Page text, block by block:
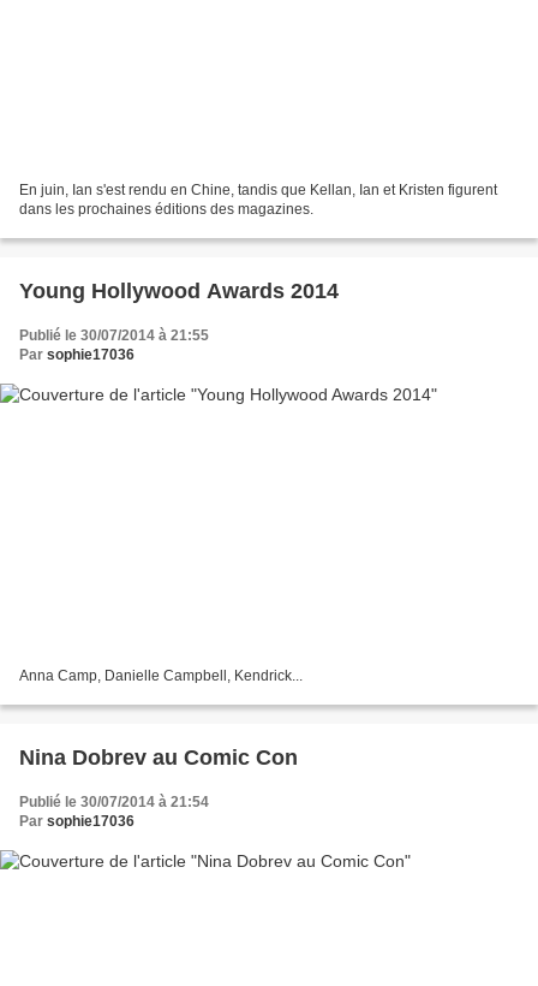
En juin, Ian s'est rendu en Chine, tandis que Kellan, Ian et Kristen figurent
dans les prochaines éditions des magazines.
Young Hollywood Awards 2014
Publié le 30/07/2014 à 21:55
Par sophie17036
Anna Camp, Danielle Campbell, Kendrick...
Nina Dobrev au Comic Con
Publié le 30/07/2014 à 21:54
Par sophie17036